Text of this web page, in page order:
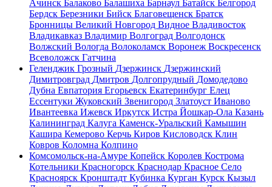
Ачинск Балаково Балашиха Барнаул Батайск Белгород
Бердск Березники Бийск Благовещенск Братск
Бронницы Великий Новгород Видное Владивосток
Владикавказ Владимир Волгоград Волгодонск
Волжский Вологда Волоколамск Воронеж Воскресенск
Всеволожск Гатчина
Геленджик Грозный Дзержинск Дзержинский
Димитровград Дмитров Долгопрудный Домодедово
Дубна Евпатория Егорьевск Екатеринбург Елец
Ессентуки Жуковский Звенигород Златоуст Иваново
Ивантеевка Ижевск Иркутск Истра Йошкар-Ола Казань
Калининград Калуга Каменск-Уральский Камышин
Кашира Кемерово Керчь Киров Кисловодск Клин
Ковров Коломна Колпино
Комсомольск-на-Амуре Копейск Королев Кострома
Котельники Красногорск Краснодар Красное Село
Красноярск Кронштадт Кубинка Курган Курск Кызыл